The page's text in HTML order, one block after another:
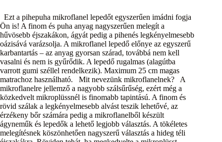
Ezt a pihepuha mikroflanel lepedőt egyszerűen imádni fogja
Ön is! A finom és puha anyag nagyszerűen melegít a
hűvösebb éjszakákon, ágyát pedig a pihenés legkényelmesebb
oázisává varázsolja. A mikroflanel lepedő előnye az egyszerű
karbantartás – az anyag gyorsan szárad, továbbá nem kell
vasalni és nem is gyűrődik. A lepedő rugalmas (alagútba
varrott gumi széllel rendelkezik). Maximum 25 cm magas
matrachoz használható. Mit nevezünk mikroflanelnek? A
mikroflanelre jellemző a nagyobb szálsűrűség, ezért még a
közkedvelt mikroplüssnél is finomabb tapintású. A finom és
rövid szálak a legkényelmesebb alvást teszik lehetővé, az
érzékeny bőr számára pedig a mikroflanelből készült
ágyneműk és lepedők a lehető legjobb választás. A tökéletes
melegítésnek köszönhetően nagyszerű választás a hideg téli